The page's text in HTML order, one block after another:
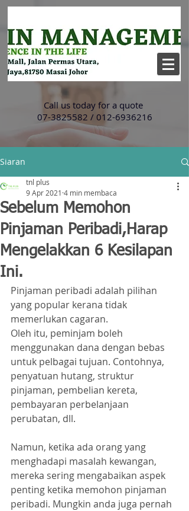
Call us today for a quote
07-3825582 / 012-6936216
Siaran
Sebelum Memohon
Pinjaman Peribadi,Harap
Mengelakkan 6 Kesilapan
Ini.
tnl plus
9 Apr 2021 4 min membaca
Pinjaman peribadi adalah pilihan
yang popular kerana tidak
memerlukan cagaran.
Oleh itu, peminjam boleh
menggunakan dana dengan bebas
untuk pelbagai tujuan. Contohnya,
penyatuan hutang, struktur
pinjaman, pembelian kereta,
pembayaran perbelanjaan
perubatan, dll.
Namun, ketika ada orang yang
menghadapi masalah kewangan,
mereka sering mengabaikan aspek
penting ketika memohon pinjaman
peribadi. Mungkin anda juga pernah